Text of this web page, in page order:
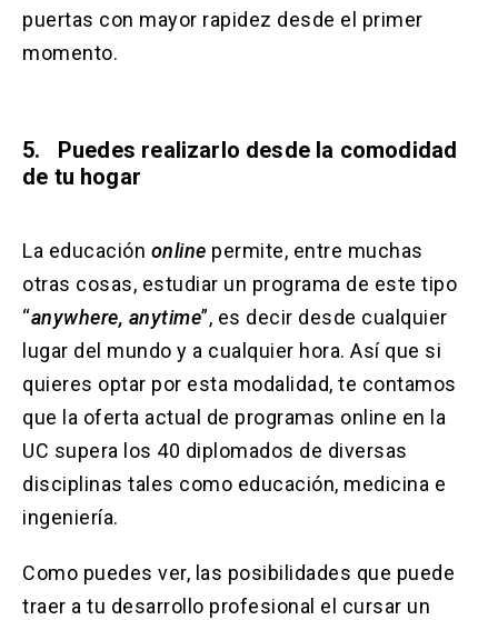
puertas con mayor rapidez desde el primer
momento.
5. Puedes realizarlo desde la comodidad
de tu hogar
La educación online permite, entre muchas
otras cosas, estudiar un programa de este tipo
“anywhere, anytime”, es decir desde cualquier
lugar del mundo y a cualquier hora. Así que si
quieres optar por esta modalidad, te contamos
que la oferta actual de programas online en la
UC supera los 40 diplomados de diversas
disciplinas tales como educación, medicina e
ingeniería.
Como puedes ver, las posibilidades que puede
traer a tu desarrollo profesional el cursar un